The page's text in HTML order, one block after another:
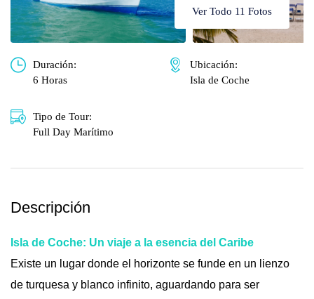
🌴 Morrocoy
🌴 Península de Paria
Promociones
Contacto
Ver Todo 11 Fotos
Duración:
6 Horas
Ubicación:
Isla de Coche
Tipo de Tour:
Full Day Marítimo
Descripción
Isla de Coche: Un viaje a la esencia del Caribe
Existe un lugar donde el horizonte se funde en un lienzo
de turquesa y blanco infinito, aguardando para ser